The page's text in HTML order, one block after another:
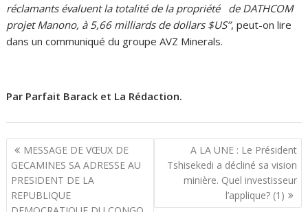
réclamants évaluent la totalité de la propriété de DATHCOM
projet Manono, à 5,66 milliards de dollars $US’’, peut-on lire
dans un communiqué du groupe AVZ Minerals.
Par Parfait Barack et La Rédaction.
N
a
v
MESSAGE DE VŒUX DE
GECAMINES SA ADRESSE AU
PRESIDENT DE LA
REPUBLIQUE
A LA UNE : Le Président
Tshisekedi a décliné sa vision
minière. Quel investisseur
l’applique? (1)